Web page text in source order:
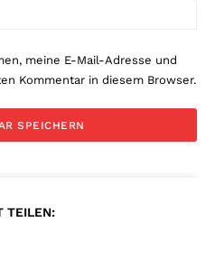
meine E-Mail-Adresse und
Kommentar in diesem Browser.
TEILEN: